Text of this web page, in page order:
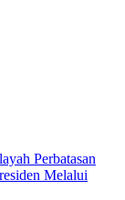
Perbatasan
Melalui